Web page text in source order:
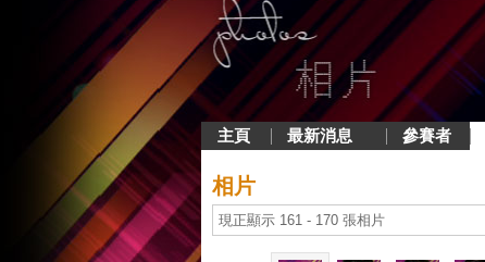
主頁 最新消息 參賽者
相片
現正顯示 161 - 170 張相片